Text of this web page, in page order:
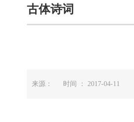
古体诗词
来源： 时间 ： 2017-04-11